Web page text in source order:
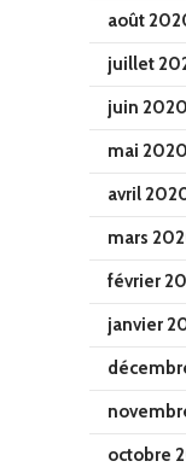
août
juillet
juin 2020
mai 2020
avril
mars
février
janvier
octobre